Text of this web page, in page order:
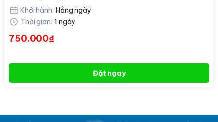
Khởi hành: Hằng ngày
Thời gian: 1 ngày
750.000₫
Đặt ngay